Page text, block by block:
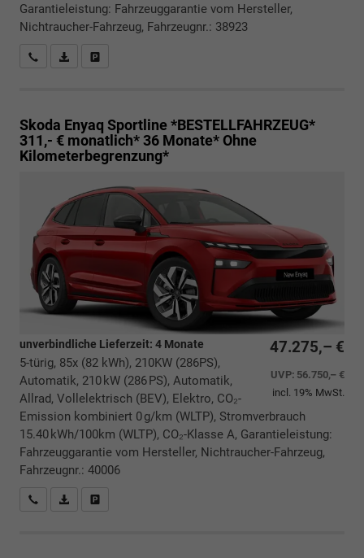
Garantieleistung: Fahrzeuggarantie vom Hersteller,
Nichtraucher-Fahrzeug, Fahrzeugnr.: 38923
Rückrufbitte absenden
PDF-Datei, Fahrzeugexposé drucken
Skoda Enyaq Sportline *BESTELLFAHRZEUG*
311,- € monatlich* 36 Monate* Ohne
Kilometerbegrenzung*
47.275,– €
UVP: 56.750,– €
incl. 19% MwSt.
unverbindliche Lieferzeit: 4 Monate
5-türig, 85x (82 kWh), 210KW (286PS),
Automatik, 210 kW (286 PS), Automatik,
Allrad, Vollelektrisch (BEV), Elektro, CO₂-
Emission kombiniert 0 g/km (WLTP), Stromverbrauch
15.40 kWh/100km (WLTP), CO₂-Klasse A, Garantieleistung:
Fahrzeuggarantie vom Hersteller, Nichtraucher-Fahrzeug,
Fahrzeugnr.: 40006
Rückrufbitte absenden
PDF-Datei, Fahrzeugexposé drucken